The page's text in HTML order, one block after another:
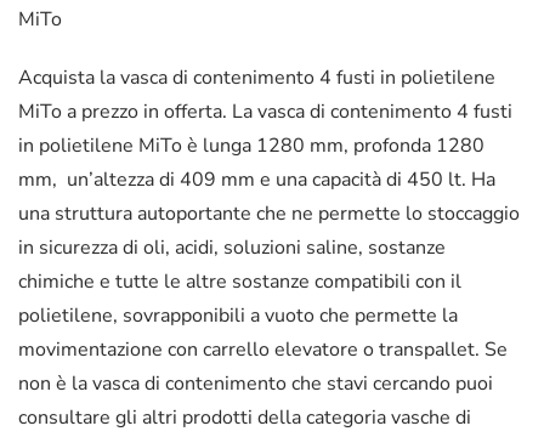
MiTo
Acquista la vasca di contenimento 4 fusti in polietilene
MiTo a prezzo in offerta. La vasca di contenimento 4 fusti
in polietilene MiTo è lunga 1280 mm, profonda 1280
mm, un’altezza di 409 mm e una capacità di 450 lt. Ha
una struttura autoportante che ne permette lo stoccaggio
in sicurezza di oli, acidi, soluzioni saline, sostanze
chimiche e tutte le altre sostanze compatibili con il
polietilene, sovrapponibili a vuoto che permette la
movimentazione con carrello elevatore o transpallet. Se
non è la vasca di contenimento che stavi cercando puoi
consultare gli altri prodotti della categoria vasche di